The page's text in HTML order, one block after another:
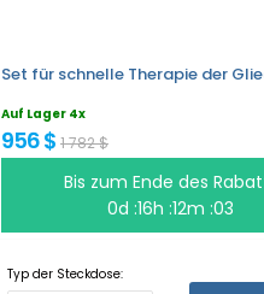
Set für schnelle Therapie der
Auf Lager 4x
956 $ 1 782 $
Bis zum Ende des
0d :16h :12m :03
Typ der Steckdose: